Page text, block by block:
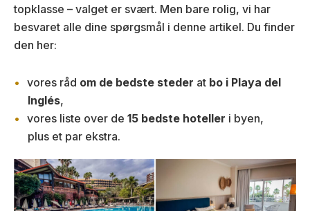
topklasse – valget er svært. Men bare rolig, vi har
besvaret alle dine spørgsmål i denne artikel. Du finder
den her:
vores råd om de bedste steder at bo i Playa del
Inglés,
vores liste over de 15 bedste hoteller i byen,
plus et par ekstra.